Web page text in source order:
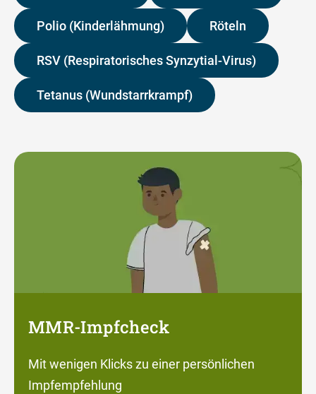
Polio (Kinderlähmung) Röteln
RSV (Respiratorisches Synzytial-Virus)
Tetanus (Wundstarrkrampf)
MMR-Impfcheck
Mit wenigen Klicks zu einer persönlichen
Impfempfehlung